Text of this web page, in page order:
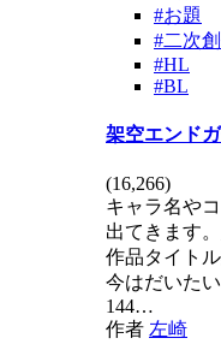
#お題
#二次
#HL
#BL
架空エンド
(16,266)
キャラ名や
出てきます
作品タイト
今はだいた
144…
作者 左崎